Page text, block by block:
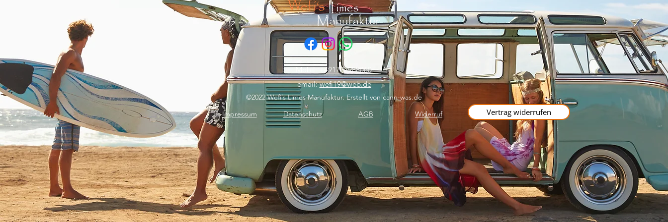
Mobil:+491722988060
email:wefi19@web.de
©2022 Wefi´s Limes Manufaktur. Erstellt von cann-was.de
Impressum
Datenschutz AGB Widerruf Vertrag widerrufen